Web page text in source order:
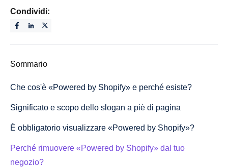
Condividi:
Sommario
Che cos'è «Powered by Shopify» e perché esiste?
Significato e scopo dello slogan a piè di pagina
È obbligatorio visualizzare «Powered by Shopify»?
Perché rimuovere «Powered by Shopify» dal tuo
negozio?